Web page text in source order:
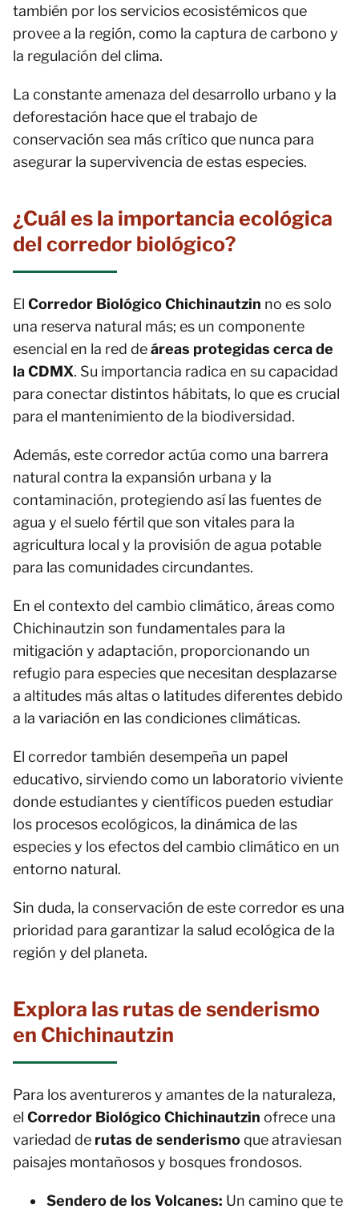
también por los servicios ecosistémicos que
provee a la región, como la captura de carbono y
la regulación del clima.
La constante amenaza del desarrollo urbano y la
deforestación hace que el trabajo de
conservación sea más crítico que nunca para
asegurar la supervivencia de estas especies.
¿Cuál es la importancia ecológica
del corredor biológico?
El Corredor Biológico Chichinautzin no es solo
una reserva natural más; es un componente
esencial en la red deáreas protegidas cerca de
la CDMX. Su importancia radica en su capacidad
para conectar distintos hábitats, lo que es crucial
para el mantenimiento de la biodiversidad.
Además, este corredor actúa como una barrera
natural contra la expansión urbana y la
contaminación, protegiendo así las fuentes de
agua y el suelo fértil que son vitales para la
agricultura local y la provisión de agua potable
para las comunidades circundantes.
En el contexto del cambio climático, áreas como
Chichinautzin son fundamentales para la
mitigación y adaptación, proporcionando un
refugio para especies que necesitan desplazarse
a altitudes más altas o latitudes diferentes debido
a la variación en las condiciones climáticas.
El corredor también desempeña un papel
educativo, sirviendo como un laboratorio viviente
donde estudiantes y científicos pueden estudiar
los procesos ecológicos, la dinámica de las
especies y los efectos del cambio climático en un
entorno natural.
Sin duda, la conservación de este corredor es una
prioridad para garantizar la salud ecológica de la
región y del planeta.
Explora las rutas de senderismo
en Chichinautzin
Para los aventureros y amantes de la naturaleza,
el Corredor Biológico Chichinautzin ofrece una
variedad de rutas de senderismoque atraviesan
paisajes montañosos y bosques frondosos.
Sendero de los Volcanes: Un camino que te